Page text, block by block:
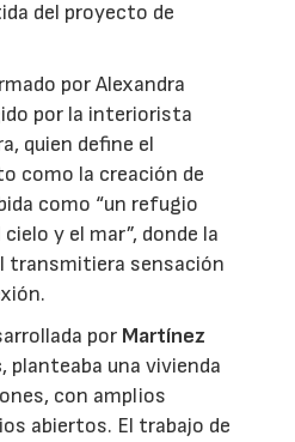
del proyecto de
por Alexandra
por la interiorista
quien define el
como la creación de
como “un refugio
y el mar”, donde la
transmitiera sensación
por Martínez
, planteaba una vivienda
con amplios
abiertos. El trabajo de